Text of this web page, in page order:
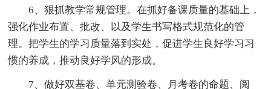
6、狠抓教学常规管理。在抓好备课质量的基础上，
强化作业布置、批改、以及学生书写格式规范化的管
理。把学生的学习质量落到实处，促进学生良好学习习
惯的养成，推动良好学风的形成。
7、做好双基卷、单元测验卷、月考卷的命题、阅